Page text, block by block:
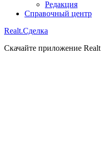
Редакция
Справочный центр
Realt.Сделка
Скачайте приложение Realt